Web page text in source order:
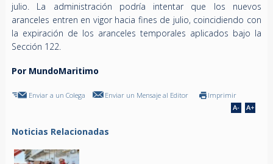
julio. La administración podría intentar que los nuevos
aranceles entren en vigor hacia fines de julio, coincidiendo con
la expiración de los aranceles temporales aplicados bajo la
Sección 122.
Por MundoMaritimo
Enviar a un Colega Enviar un Mensaje al Editor Imprimir
Noticias Relacionadas